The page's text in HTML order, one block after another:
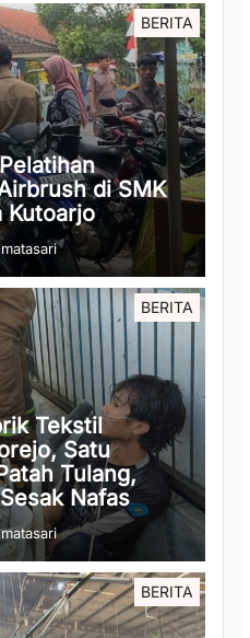
BERITA
di SMK
Kutoarjo
BERITA
Tekstil
Satu
Tulang,
Nafas
BERITA